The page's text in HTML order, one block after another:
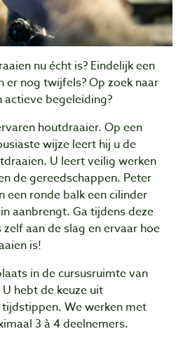
nu écht is? Eindelijk een
er nog twijfels? Op zoek naar
begeleiding?
houtdraaier. Op een
wijze leert hij u de
U leert veilig werken
de gereedschappen. Peter
een ronde balk een cilinder
aanbrengt. Ga tijdens deze
aan de slag en ervaar hoe
is!
in de cursusruimte van
hebt de keuze uit
We werken met
3 à 4 deelnemers.